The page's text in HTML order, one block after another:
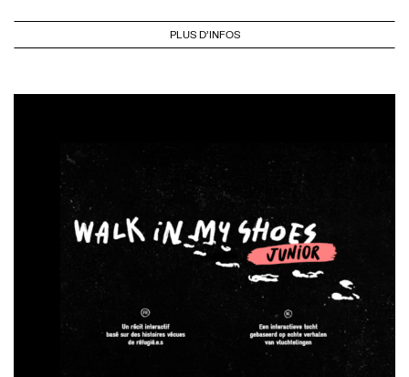
PLUS D'INFOS